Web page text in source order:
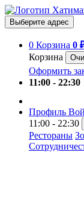
Выберите адрес
0 Корзина 0
Корзина
Оформить
11:00 - 22:30
Профиль
11:00 - 22:30
Рестораны